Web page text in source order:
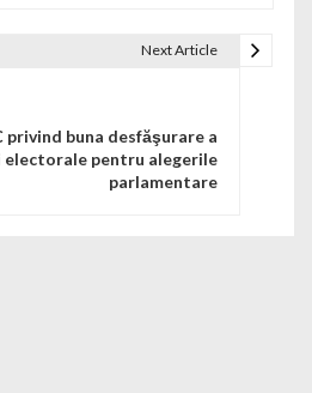
Next Article
privind buna desfăşurare a
electorale pentru alegerile
parlamentare